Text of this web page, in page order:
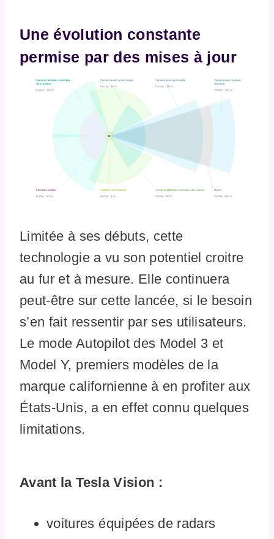
Une évolution constante
permise par des mises à jour
Limitée à ses débuts, cette
technologie a vu son potentiel croitre
au fur et à mesure. Elle continuera
peut-être sur cette lancée, si le besoin
s’en fait ressentir par ses utilisateurs.
Le mode Autopilot des Model 3 et
Model Y, premiers modèles de la
marque californienne à en profiter aux
États-Unis, a en effet connu quelques
limitations.
Avant la Tesla Vision :
voitures équipées de radars